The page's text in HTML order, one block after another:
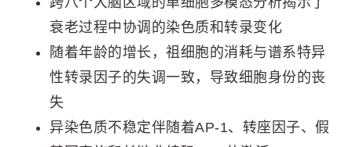
衰老过程中协调的染色质和转录变化
随着年龄的增长，祖细胞的消耗与谱系特异
性转录因子的失调一致，导致细胞身份的丧
失
异染色质不稳定伴随着AP-1、转座因子、假